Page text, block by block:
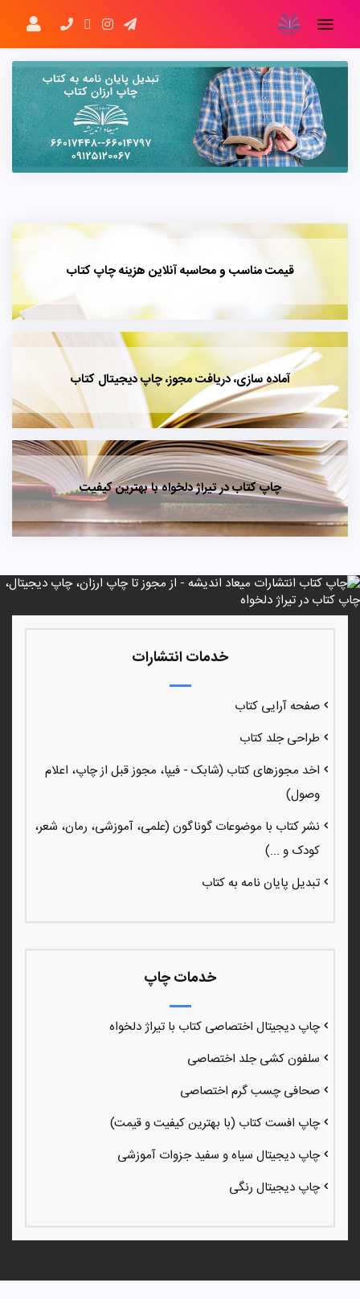
قیمت مناسب و محاسبه آنلاین هزینه چاپ کتاب
آماده سازی، دریافت مجوز، چاپ دیجیتال کتاب
چاپ کتاب در تیراژ دلخواه با بهترین کیفیت
خدمات انتشارات
صفحه آرایی کتاب
طراحی جلد کتاب
اخد مجوزهای کتاب (شابک - فیپا، مجوز قبل از چاپ، اعلام
وصول)
نشر کتاب با موضوعات گوناگون (علمی، آموزشی، رمان، شعر،
کودک و ...)
تبدیل پایان نامه به کتاب
خدمات چاپ
چاپ دیجیتال اختصاصی کتاب با تیراژ دلخواه
سلفون کشی جلد اختصاصی
صحافی چسب گرم اختصاصی
چاپ افست کتاب (با بهترین کیفیت و قیمت)
چاپ دیجیتال سیاه و سفید جزوات آموزشی
چاپ دیجیتال رنگی